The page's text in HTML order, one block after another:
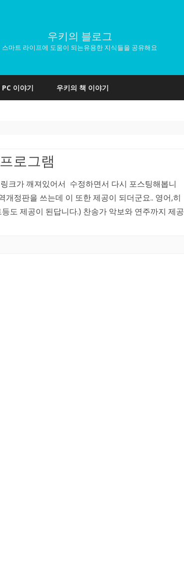
우키의 블로그
스마트 라이프에 도움이 되는유용한 지식들을 공유해요
to
content
이야기 우키의 책 이야기
로그램
크가 깨져있어서 수정하면서 다시 포스팅해봅니
정판을 쓰는데 이 또한 제공이 되더군요.. 영어,히
도 제공이 된답니다.) 찬송가 악보와 연주까지 제공